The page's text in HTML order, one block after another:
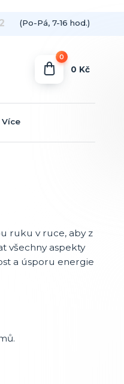
(Po-Pá, 7-16 hod.)
0
0 Kč
Více
ruku v ruce, aby z
všechny aspekty
a úsporu energie